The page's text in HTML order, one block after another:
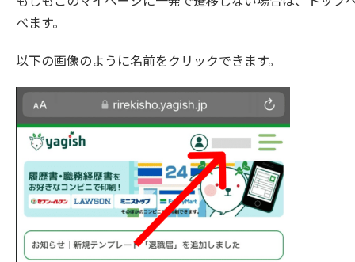
べます。
以下の画像のように名前をクリックできます。